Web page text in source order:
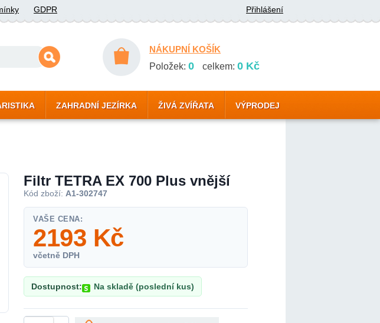
GDPR Přihlášení
NÁKUPNÍ KOŠÍK
Položek: 0 celkem: 0 Kč
ZAHRADNÍ JEZÍRKA ŽIVÁ ZVÍŘATA VÝPRODEJ
Filtr TETRA EX 700 Plus vnější
Kód zboží: A1-302747
VAŠE CENA:
2193 Kč
včetně DPH
Dostupnost: Na skladě (poslední kus)